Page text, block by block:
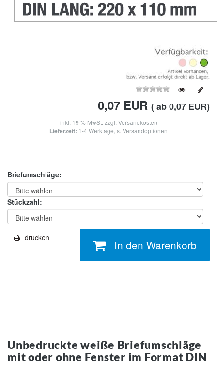
0,07 EUR ( ab 0,07 EUR)
inkl. 19 % MwSt. zzgl. Versandkosten
Lieferzeit: 1-4 Werktage, s. Versandoptionen
Briefumschläge:
Stückzahl:
drucken
In den Warenkorb
Unbedruckte weiße Briefumschläge
mit oder ohne Fenster im Format DIN